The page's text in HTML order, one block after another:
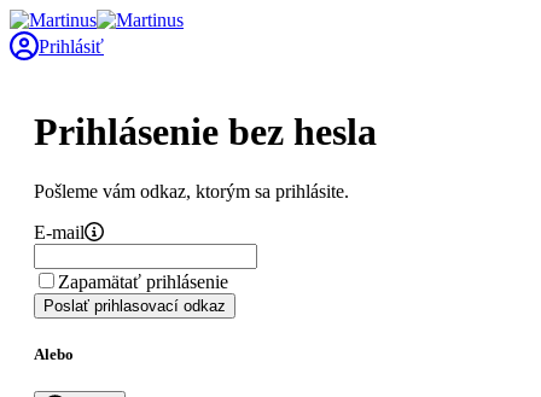
Prihlásiť
Prihlásenie bez hesla
Pošleme vám odkaz, ktorým sa prihlásite.
E-mail
Zapamätať prihlásenie
Poslať prihlasovací odkaz
Alebo